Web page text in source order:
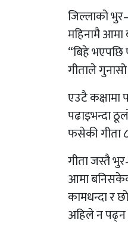
जिल्लाको
महिनामै आमा
“बिहे
गीताले
एउटै कक्षामा
पढाइभन्दा
फसेकी गीता
गीता जस्तै
आमा
कामधन्दा र
अहिले न पढ्न